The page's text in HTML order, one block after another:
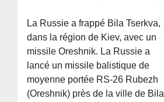
La Russie a frappé Bila Tserkva,
dans la région de Kiev, avec un
missile Oreshnik. La Russie a
lancé un missile balistique de
moyenne portée RS-26 Rubezh
(Oreshnik) près de la ville de Bila